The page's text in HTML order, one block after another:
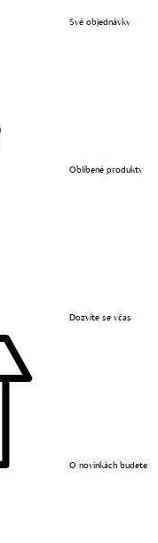
Své objednávky
Oblíbené produkty
Dozvíte se včas
O novinkách budete